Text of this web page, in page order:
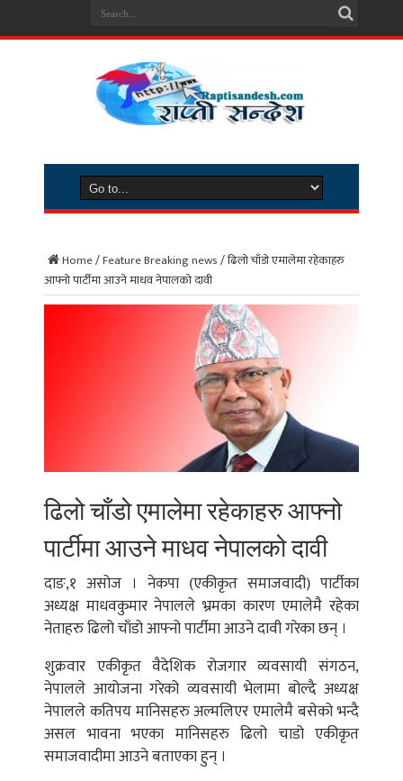
Home/Feature Breaking news/ढिलो चाँडो एमालेमा रहेकाहरु
आफ्नो पार्टीमा आउने माधव नेपालको दावी
ढिलो चाँडो एमालेमा रहेकाहरु आफ्नो
पार्टीमा आउने माधव नेपालको दावी
दाङ,१ असोज । नेकपा (एकीकृत समाजवादी) पार्टीका
अध्यक्ष माधवकुमार नेपालले भ्रमका कारण एमालेमै रहेका
नेताहरु ढिलो चाँडो आफ्नो पार्टीमा आउने दावी गरेका छन् ।
शुक्रवार एकीकृत वैदेशिक रोजगार व्यवसायी संगठन,
नेपालले आयोजना गरेको व्यवसायी भेलामा बोल्दै अध्यक्ष
नेपालले कतिपय मानिसहरु अल्मलिएर एमालेमै बसेको भन्दै
असल भावना भएका मानिसहरु ढिलो चाडो एकीकृत
समाजवादीमा आउने बताएका हुन् ।